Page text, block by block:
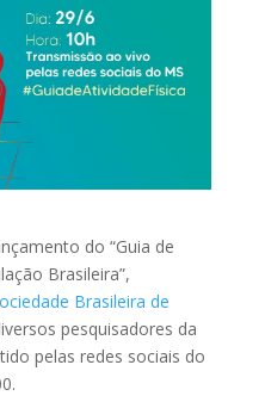
do “Guia de
Brasileira”,
Brasileira de
pesquisadores da
pelas redes sociais do